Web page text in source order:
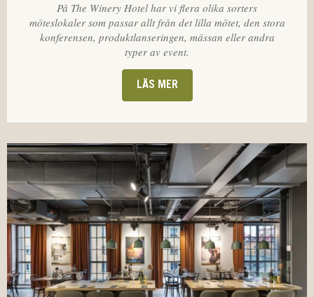
På The Winery Hotel har vi flera olika sorters
möteslokaler som passar allt från det lilla mötet, den stora
konferensen, produktlanseringen, mässan eller andra
typer av event.
LÄS MER